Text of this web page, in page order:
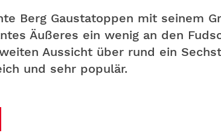
Berg Gaustatoppen mit seinem
Äußeres ein wenig an den
Aussicht über rund ein
und sehr populär.